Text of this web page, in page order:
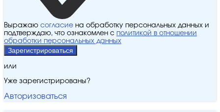
Выражаю согласие на обработку персональных данных и
подтверждаю, что ознакомлен с политикой в отношении
обработки персональных данных
Зарегистрироваться
или
Уже зарегистрированы?
Авторизоваться